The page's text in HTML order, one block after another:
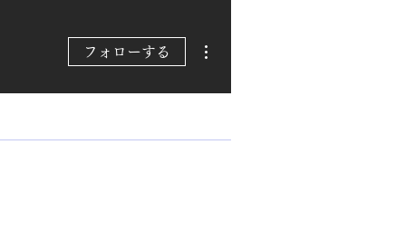
フォローする